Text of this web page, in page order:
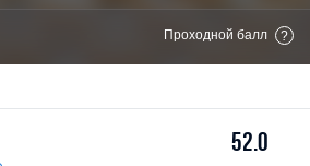
Проходной балл ?
52.0